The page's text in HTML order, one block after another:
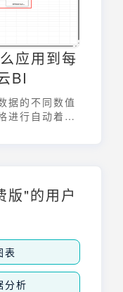
应用到每
BI
据的不同数值
进行自动着
版"的用户
表
分析